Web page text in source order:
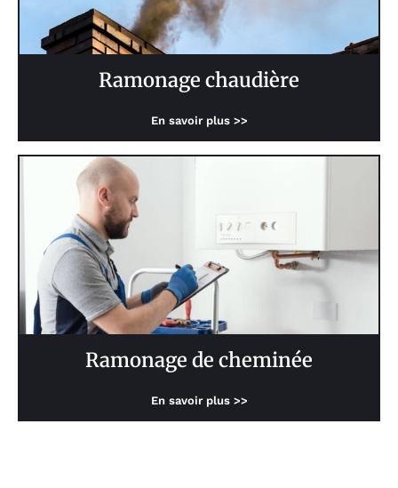
Ramonage chaudière
En savoir plus >>
Ramonage de cheminée
En savoir plus >>